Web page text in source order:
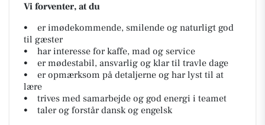
Vi forventer, at du
• er imødekommende, smilende og naturligt god
til gæster
• har interesse for kaffe, mad og service
• er mødestabil, ansvarlig og klar til travle dage
• er opmærksom på detaljerne og har lyst til at
lære
• trives med samarbejde og god energi i teamet
• taler og forstår dansk og engelsk